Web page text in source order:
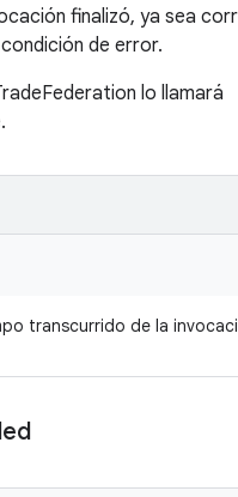
finalizó, ya sea
de error.
lo llamará
transcurrido de la